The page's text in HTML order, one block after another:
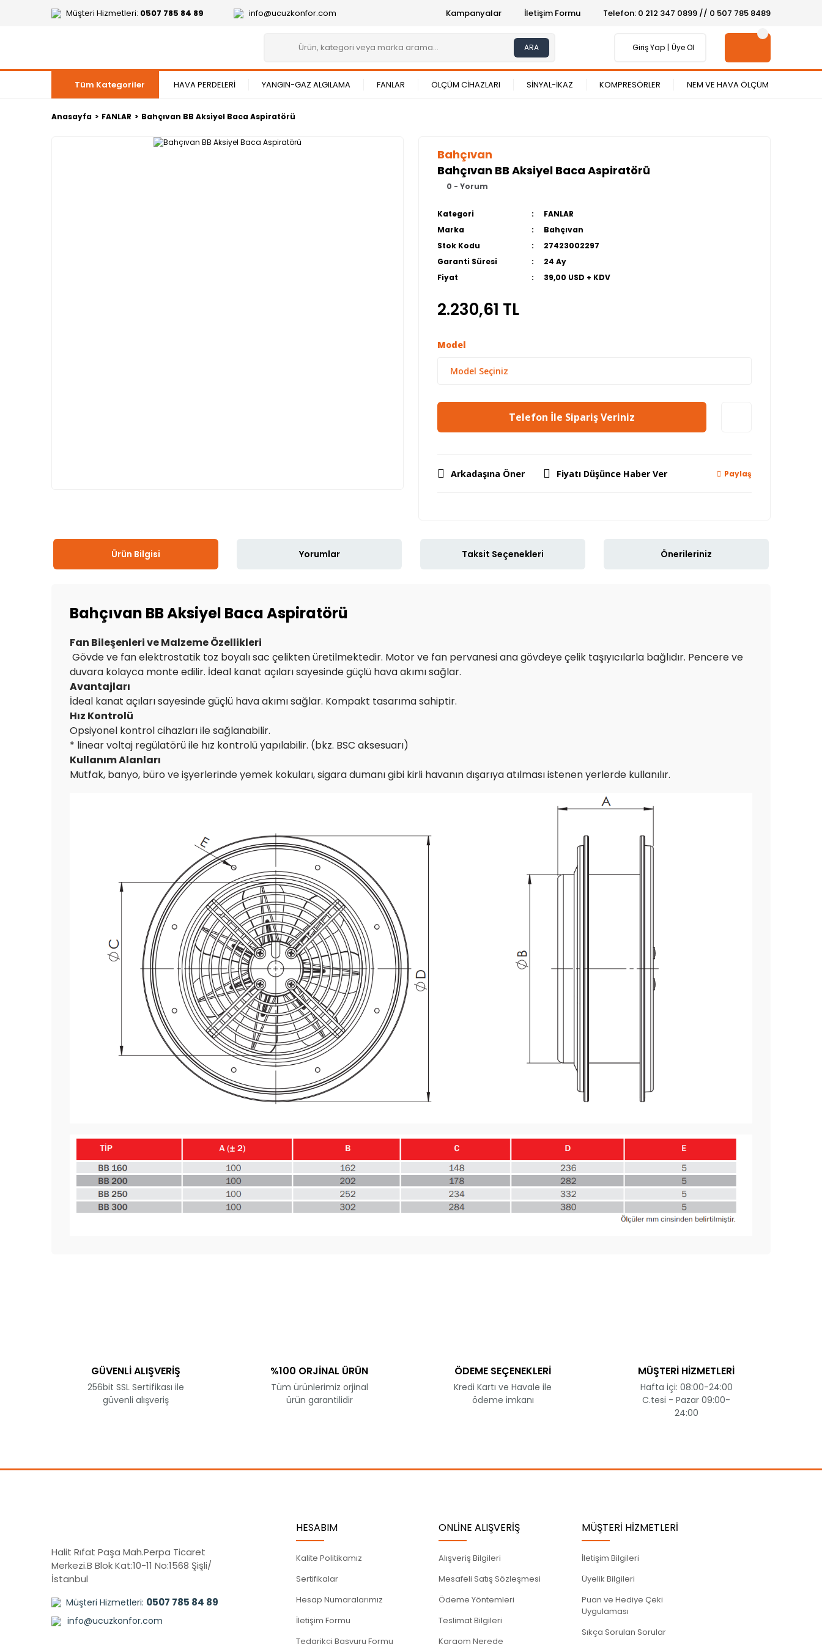
Müşteri Hizmetleri: 0507 785 84 89 info@ucuzkonfor.com Kampanyalar İletişim Formu Telefon: 0 212 347 0899 // 0 507 785 8489
ARA Giriş Yap Üye Ol
Tüm Kategoriler HAVA PERDELERİ YANGIN-GAZ ALGILAMA FANLAR ÖLÇÜM CİHAZLARI SİNYAL-İKAZ KOMPRESÖRLER NEM VE HAVA ÖLÇÜM
Anasayfa FANLAR Bahçıvan BB Aksiyel Baca Aspiratörü
Bahçıvan
Bahçıvan BB Aksiyel Baca Aspiratörü
0 - Yorum
Kategori
FANLAR
Marka
Bahçıvan
Stok Kodu
27423002297
Garanti Süresi
24 Ay
Fiyat
39,00 USD + KDV
2.230,61 TL
Model
Telefon İle Sipariş Veriniz
Arkadaşına Öner Fiyatı Düşünce Haber Ver Paylaş
Ürün Bilgisi Yorumlar Taksit Seçenekleri Önerileriniz
Bahçıvan BB Aksiyel Baca Aspiratörü
Fan Bileşenleri ve Malzeme Özellikleri
Gövde ve fan elektrostatik toz boyalı sac çelikten üretilmektedir. Motor ve fan pervanesi ana gövdeye çelik taşıyıcılarla bağlıdır. Pencere ve
duvara kolayca monte edilir. İdeal kanat açıları sayesinde güçlü hava akımı sağlar.
Avantajları
İdeal kanat açıları sayesinde güçlü hava akımı sağlar. Kompakt tasarıma sahiptir.
Hız Kontrolü
Opsiyonel kontrol cihazları ile sağlanabilir.
* linear voltaj regülatörü ile hız kontrolü yapılabilir. (bkz. BSC aksesuarı)
Kullanım Alanları
Mutfak, banyo, büro ve işyerlerinde yemek kokuları, sigara dumanı gibi kirli havanın dışarıya atılması istenen yerlerde kullanılır.
Ürün fiyatı diğer sitelerden daha pahalı.
Bu ürüne benzer farklı alternatifler olmalı.
Gönder
GÜVENLİ ALIŞVERİŞ
256bit SSL Sertifikası ile
güvenli alışveriş
%100 ORJİNAL ÜRÜN
Tüm ürünlerimiz orjinal
ürün garantilidir
ÖDEME SEÇENEKLERİ
Kredi Kartı ve Havale ile
ödeme imkanı
MÜŞTERİ HİZMETLERİ
Hafta içi: 08:00-24:00
C.tesi - Pazar 09:00-
24:00
Halit Rıfat Paşa Mah.Perpa Ticaret
Merkezi.B Blok Kat:10-11 No:1568 Şişli/
İstanbul
Müşteri Hizmetleri: 0507 785 84 89
info@ucuzkonfor.com
HESABIM
Kalite Politikamız
Sertifikalar
Hesap Numaralarımız
İletişim Formu
Tedarikçi Başvuru Formu
ONLİNE ALIŞVERİŞ
Alışveriş Bilgileri
Mesafeli Satış Sözleşmesi
Ödeme Yöntemleri
Teslimat Bilgileri
Kargom Nerede
MÜŞTERİ HİZMETLERİ
İletişim Bilgileri
Üyelik Bilgileri
Puan ve Hediye Çeki
Uygulaması
Sıkça Sorulan Sorular